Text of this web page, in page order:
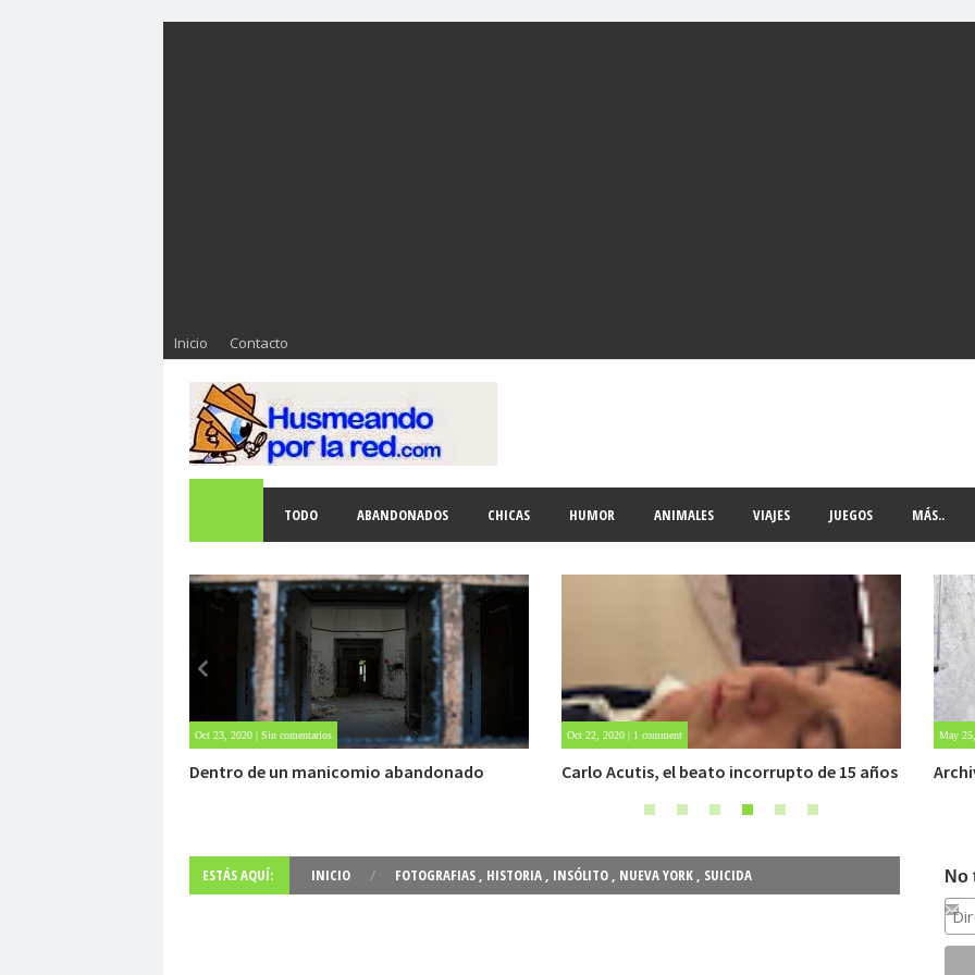
Inicio Contacto
TODO ABANDONADOS CHICAS HUMOR ANIMALES VIAJES JUEGOS MÁS..
Oct 22, 2020 | 1 comment
Carlo Acutis, el beato incorrupto de 15 años
May 25, 2020 | Sin comentarios
Archivo Getty, un tesoro bajo tierra
Apr 25,
ESTÁS AQUÍ: INICIO / FOTOGRAFIAS , HISTORIA , INSÓLITO , NUEVA YORK , SUICIDA No